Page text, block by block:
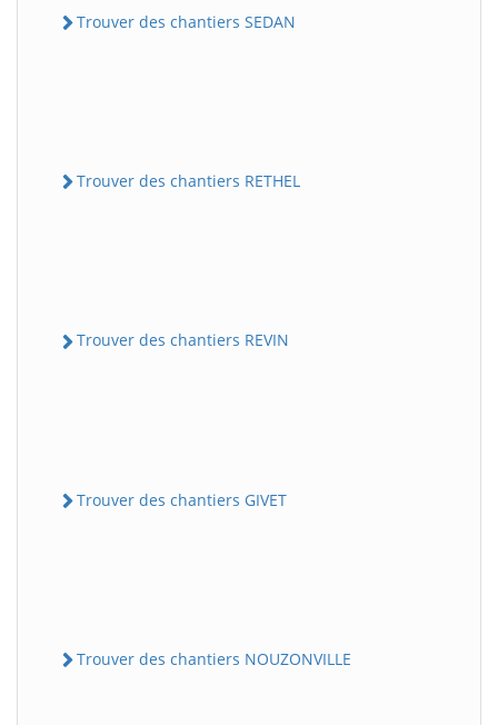
Trouver des chantiers SEDAN
Trouver des chantiers RETHEL
Trouver des chantiers REVIN
Trouver des chantiers GIVET
Trouver des chantiers NOUZONVILLE